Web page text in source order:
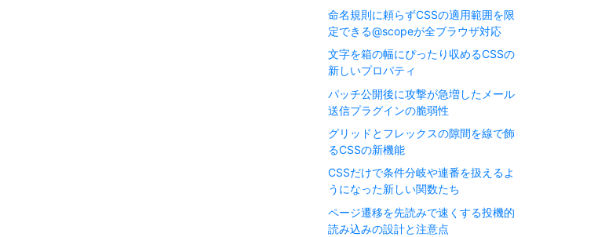
命名規則に頼らずCSSの適用範囲を限
定できる@scopeが全ブラウザ対応
文字を箱の幅にぴったり収めるCSSの
新しいプロパティ
パッチ公開後に攻撃が急増したメール
送信プラグインの脆弱性
グリッドとフレックスの隙間を線で飾
るCSSの新機能
CSSだけで条件分岐や連番を扱えるよ
うになった新しい関数たち
ページ遷移を先読みで速くする投機的
読み込みの設計と注意点